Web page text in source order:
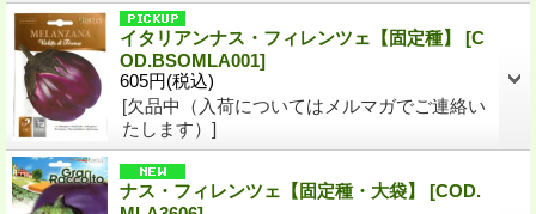
イタリアンナス・フィレンツェ【固定種】 [C
OD.BSOMLA001]
605円(税込)
[欠品中（入荷についてはメルマガでご連絡い
たします）]
ナス・フィレンツェ【固定種・大袋】 [COD.